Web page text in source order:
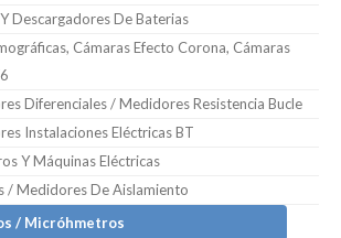
Descargadores De Baterias
Cámaras Efecto Corona, Cámaras
Diferenciales / Medidores Resistencia Bucle
Instalaciones Eléctricas BT
Y Máquinas Eléctricas
/ Medidores De Aislamiento
/ Micróhmetros